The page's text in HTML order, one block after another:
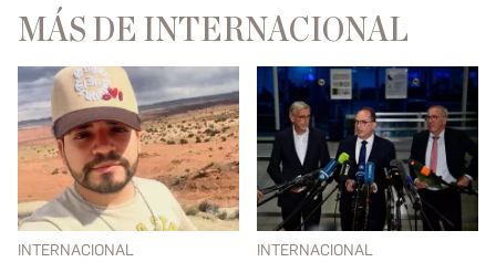
MÁS DE INTERNACIONAL
INTERNACIONAL INTERNACIONAL